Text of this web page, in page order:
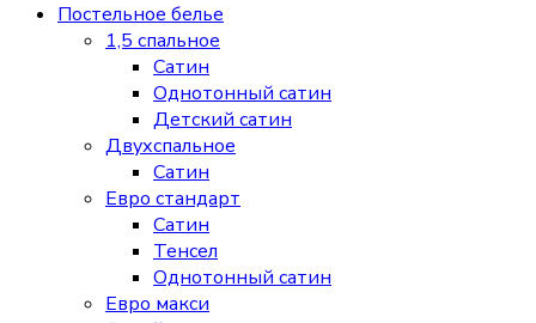
Постельное белье
1,5 спальное
Сатин
Однотонный сатин
Детский сатин
Двухспальное
Сатин
Евро стандарт
Сатин
Тенсел
Однотонный сатин
Евро макси